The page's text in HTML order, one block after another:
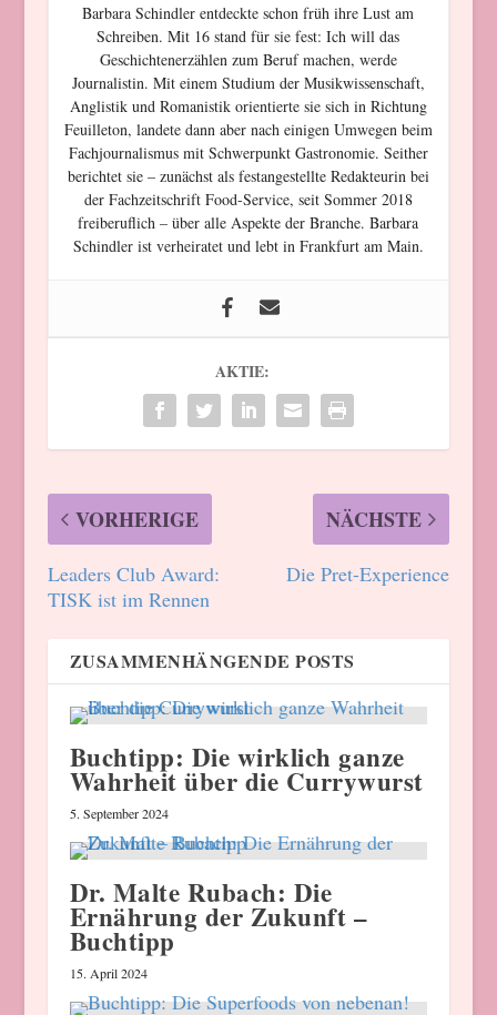
Barbara Schindler entdeckte schon früh ihre Lust am
Schreiben. Mit 16 stand für sie fest: Ich will das
Geschichtenerzählen zum Beruf machen, werde
Journalistin. Mit einem Studium der Musikwissenschaft,
Anglistik und Romanistik orientierte sie sich in Richtung
Feuilleton, landete dann aber nach einigen Umwegen beim
Fachjournalismus mit Schwerpunkt Gastronomie. Seither
berichtet sie – zunächst als festangestellte Redakteurin bei
der Fachzeitschrift Food-Service, seit Sommer 2018
freiberuflich – über alle Aspekte der Branche. Barbara
Schindler ist verheiratet und lebt in Frankfurt am Main.
AKTIE:
VORHERIGE
Leaders Club Award:
TISK ist im Rennen
NÄCHSTE
Die Pret-Experience
ZUSAMMENHÄNGENDE POSTS
Buchtipp: Die wirklich ganze
Wahrheit über die Currywurst
5. September 2024
Dr. Malte Rubach: Die
Ernährung der Zukunft –
Buchtipp
15. April 2024